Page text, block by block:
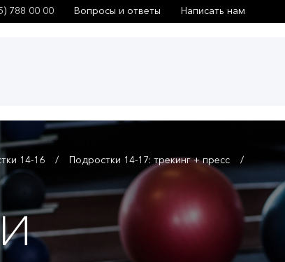
788 00 00 Вопросы и ответы Написать нам
14-16 Подростки 14-17: трекинг + пресс